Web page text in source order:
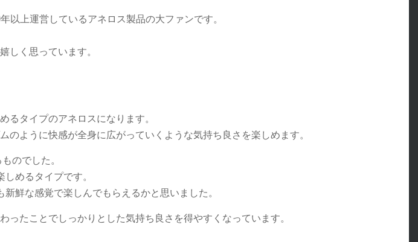
以上運営しているアネロス製品の大ファンです。
しく思っています。
るタイプのアネロスになります。
ように快感が全身に広がっていくような気持ち良さを楽しめます。
のでした。
めるタイプです。
鮮な感覚で楽しんでもらえるかと思いました。
たことでしっかりとした気持ち良さを得やすくなっています。